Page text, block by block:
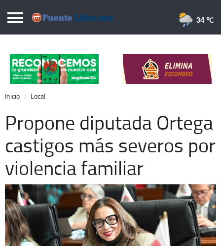
Puentelibre.mx
Local
Nacional
Opinión
Cronos
Economía
Espectáculos
Extra +
34 ℃
Inicio Local
Propone diputada Ortega
castigos más severos por
violencia familiar